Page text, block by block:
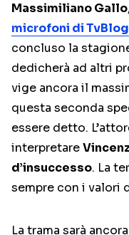
Massimiliano Gallo
microfoni di TvBlog
concluso la
dedicherà ad altri
vige ancora il
questa seconda
essere detto.
interpretare
d’insuccesso. La
sempre con i valori
La trama sarà